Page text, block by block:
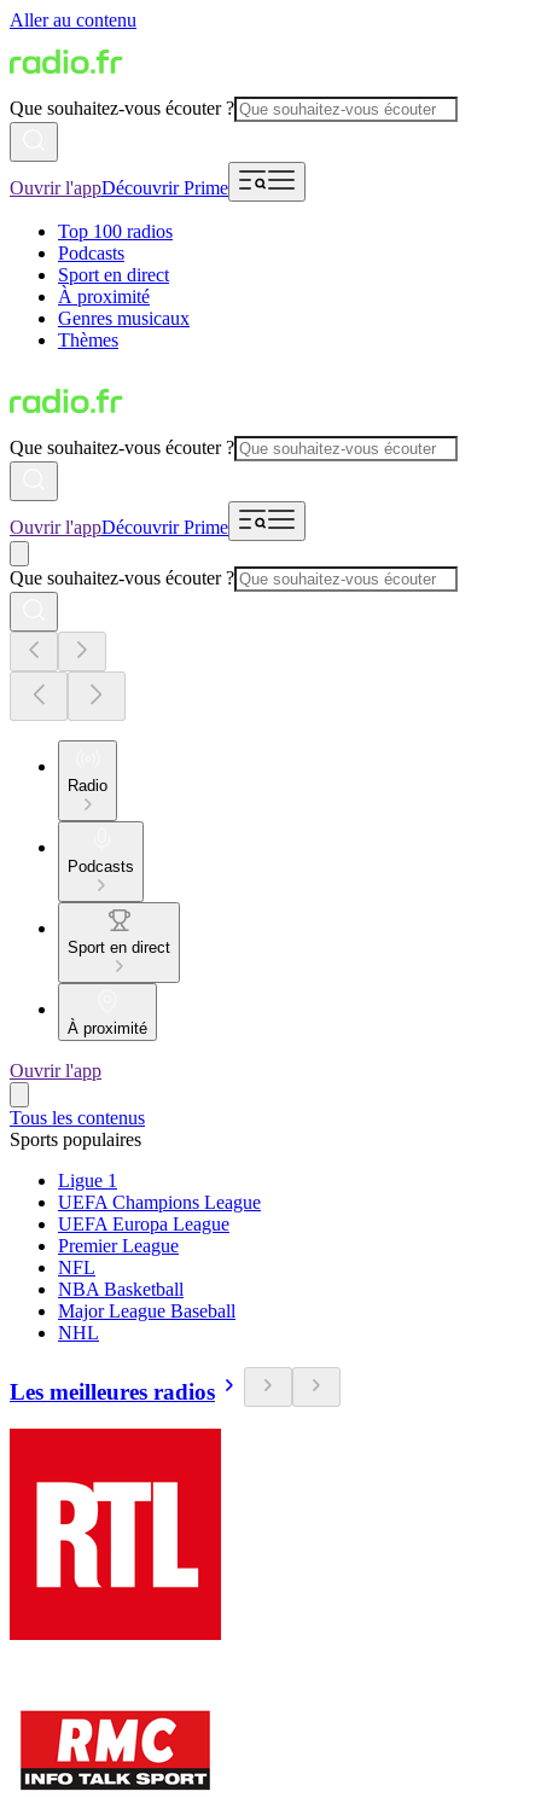
Aller au contenu
Que souhaitez-vous écouter ?
Ouvrir l'appDécouvrir Prime
Top 100 radios
Podcasts
Sport en direct
À proximité
Genres musicaux
Thèmes
Que souhaitez-vous écouter ?
Ouvrir l'appDécouvrir Prime
Que souhaitez-vous écouter ?
Radio
Podcasts
Sport en direct
À proximité
Ouvrir l'app
Tous les contenus
Sports populaires
Ligue 1
UEFA Champions League
UEFA Europa League
Premier League
NFL
NBA Basketball
Major League Baseball
NHL
Les meilleures radios